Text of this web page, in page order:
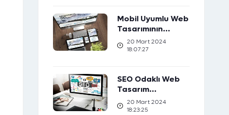
Mobil Uyumlu Web
Tasarımının
Önemi: Kullanıcı
Deneyimini Nasıl
20 Mart 2024
18:07:27
SEO Odaklı Web
Tasarım
Stratejileri: Web
Sıralamanızı Nasıl
20 Mart 2024
18:23:25